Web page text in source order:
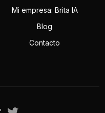
Mi empresa: Brita IA
Blog
Contacto